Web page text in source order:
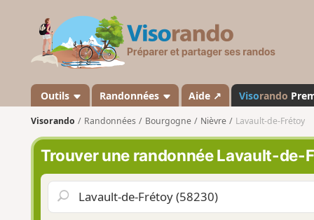
s
a
n
d
o
Outils Randonnées Aide ↗ Visorando
Visorando Randonnées Bourgogne Nièvre Lavault-de-Frétoy
Trouver une randonnée Lavault-de-